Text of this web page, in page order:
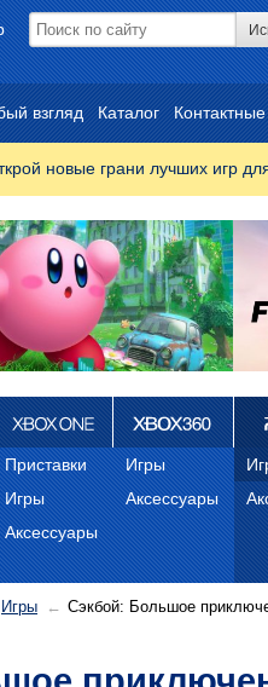
взгляд Каталог
новые грани лучших игр
Xbox One
Приставки
Игры
Аксессуары
Xbox 360
Игры
Аксессуары
Игры Сэкбой: Большое